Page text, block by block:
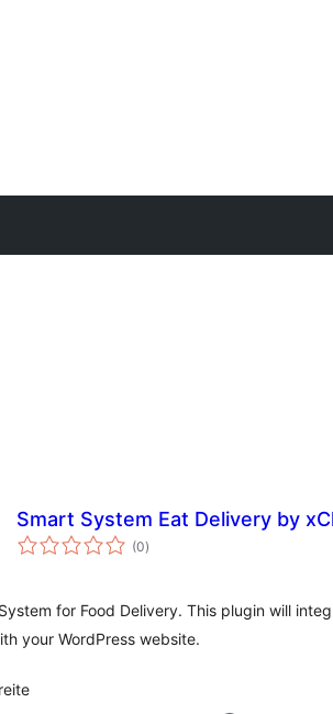
Smart System Eat Delivery by
(0总
评)
for Food Delivery. This plugin will
your WordPress website.